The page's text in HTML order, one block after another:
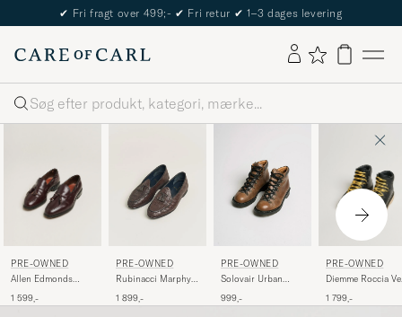
✔ Fri fragt over 499;- ✔ Fri retur ✔ 1–3 dages levering
Søg
PRE-OWNED
Allen Edmonds
Burgundy
1 599,-
PRE-OWNED
Rubinacci Marphy
Leather Tassel
1 899,-
PRE-OWNED
Solovair Urban
UK7 - EU40,5
999,-
PRE-OWNED
Diemme Roccia
Calf
1 799,-